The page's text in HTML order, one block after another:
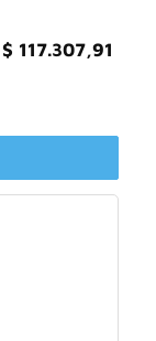
$ 117.307,91